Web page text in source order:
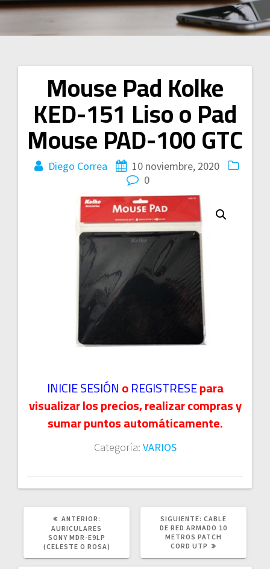
Mouse Pad Kolke
KED-151 Liso o Pad
Mouse PAD-100 GTC
Diego Correa
10 noviembre, 2020
0
INICIE SESIÓNoREGISTRESEpara
visualizar los precios, realizar compras y
sumar puntos automáticamente.
Categoría: VARIOS
Navegación
de
entradas
ANTERIOR:
ANTERIOR:
AURICULARES
SONY MDR-E9LP
(CELESTE O ROSA)
SIGUIENTE: SIGUIENTE
POST:
CABLE
DE RED ARMADO 10
METROS PATCH
CORD UTP